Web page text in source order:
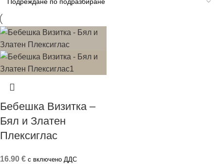
Бебешка Визитка –
Бял и Златен
Плексиглас
16.90 € с включено ДДС